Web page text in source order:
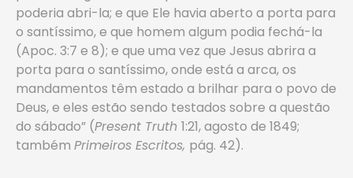
poderia abri-la; e que Ele havia aberto a porta para
o santíssimo, e que homem algum podia fechá-la
(Apoc. 3:7 e 8); e que uma vez que Jesus abrira a
porta para o santíssimo, onde está a arca, os
mandamentos têm estado a brilhar para o povo de
Deus, e eles estão sendo testados sobre a questão
do sábado” (Present Truth 1:21, agosto de 1849;
também Primeiros Escritos, pág. 42).